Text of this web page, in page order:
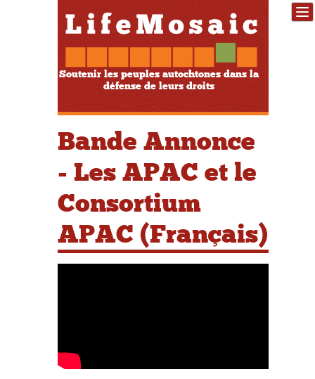
Soutenir les peuples autochtones dans la
défense de leurs droits
Bande Annonce
- Les APAC et le
Consortium
APAC (Français)